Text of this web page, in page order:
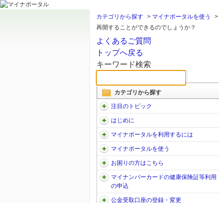
カテゴリから探す > マイナポータルを使う >
再開することができるのでしょうか？
よくあるご質問
トップへ戻る
キーワード検索
カテゴリから探す
注目のトピック
はじめに
マイナポータルを利用するには
マイナポータルを使う
お困りの方はこちら
マイナンバーカードの健康保険証等利用
の申込
公金受取口座の登録・変更